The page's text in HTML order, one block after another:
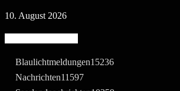
10. August 2026
Blaulichtmeldungen15236
Nachrichten11597